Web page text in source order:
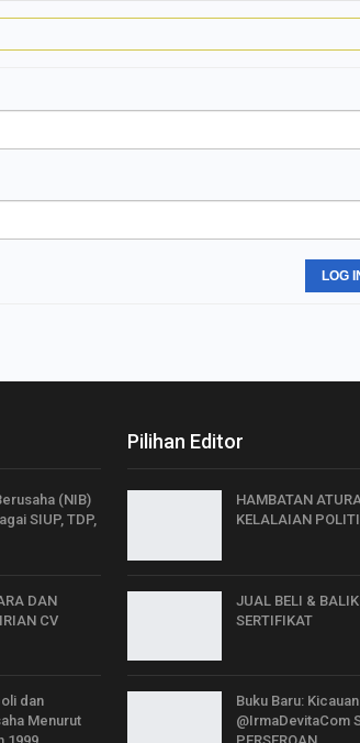
LOG
(NIB)
SIUP, TDP,
DAN
CV
dan
Menurut
Pilihan Editor
HAMBATAN
KELALAIAN
JUAL BELI &
SERTIFIKAT
Buku Baru:
@IrmaDevitaCom